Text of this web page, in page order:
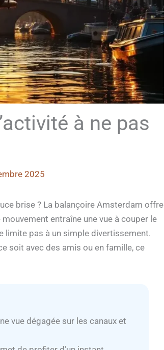
à ne pas
2025
brise ? La balançoire Amsterdam offre
entraîne une vue à couper le
limite pas à un simple divertissement.
soit avec des amis ou en famille, ce
vue dégagée sur les canaux et